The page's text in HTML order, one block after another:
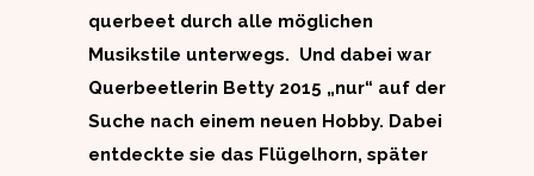
querbeet durch alle möglichen
Musikstile unterwegs. Und dabei war
Querbeetlerin Betty 2015 „nur“ auf der
Suche nach einem neuen Hobby. Dabei
entdeckte sie das Flügelhorn, später